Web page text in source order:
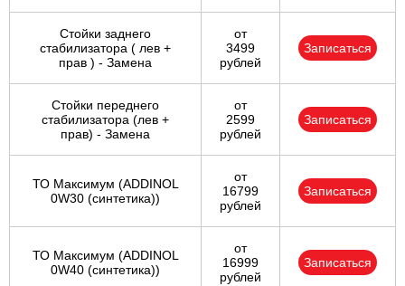
Стойки заднего
стабилизатора ( лев +
прав ) - Замена
от
3499
рублей
Записаться
Стойки переднего
стабилизатора (лев +
прав) - Замена
от
2599
рублей
Записаться
ТО Максимум (ADDINOL
0W30 (синтетика))
от
16799
рублей
Записаться
ТО Максимум (ADDINOL
0W40 (синтетика))
от
16999
рублей
Записаться